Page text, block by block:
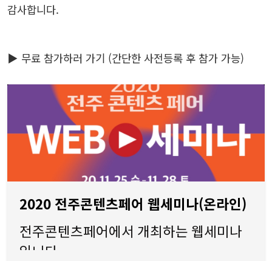
감사합니다.
▶ 무료 참가하러 가기 (간단한 사전등록 후 참가 가능)
2020 전주콘텐츠페어 웹세미나(온라인)
전주콘텐츠페어에서 개최하는 웹세미나
입니다.